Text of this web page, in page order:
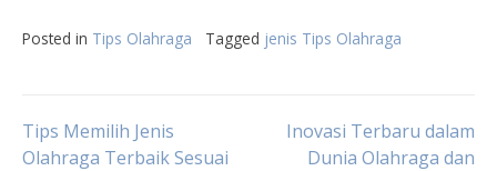
Posted in Tips Olahraga Tagged jenis Tips Olahraga
Post
Tips Memilih Jenis
Olahraga Terbaik Sesuai
Inovasi Terbaru dalam
Dunia Olahraga dan